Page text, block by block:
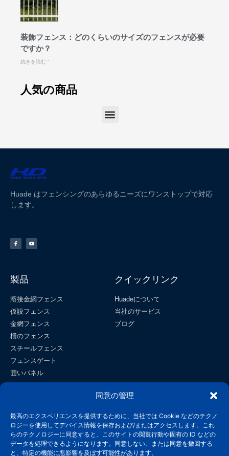
同意の管理
最高のエクスペリエンスを提供するために、当社では Cookie などのテクノ
ロジーを使用してデバイス情報を保存および/またはアクセスします。これ
らのテクノロジーに同意すると、このサイトの閲覧行動や固有の ID などの
データを処理できるようになります。同意しない、または同意を撤回する
と、特定の機能に悪影響を及ぼす可能性があります。
装飾フェンス：どのくらいのサイズのフェンスが必要
ですか？
続きを読む "
人気の商品
Huade はフェンシングのあらゆるニーズにワンストップで対応
します。
製品
溶接金網フェンス
仮設フェンス
金網フェンス
柵のフェンス
スチールフェンス
フェンスゲート
囲いパネル
クイックリンク
Huadeについて
当社のサービス
ブログ
接触
info@wiremeshmfg.com